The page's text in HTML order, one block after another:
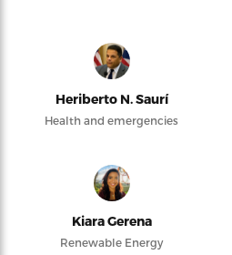
Heriberto N. Saurí
Health and emergencies
Kiara Gerena
Renewable Energy